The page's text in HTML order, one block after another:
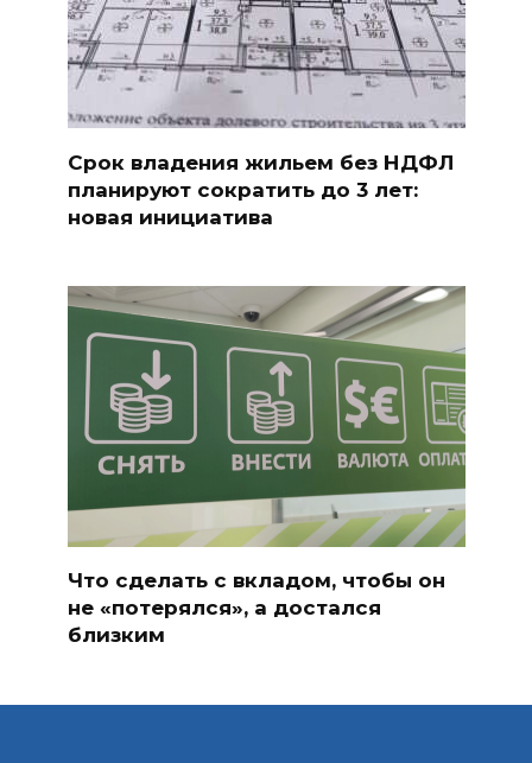
Срок владения жильем без НДФЛ
планируют сократить до 3 лет:
новая инициатива
Что сделать с вкладом, чтобы он
не «потерялся», а достался
близким